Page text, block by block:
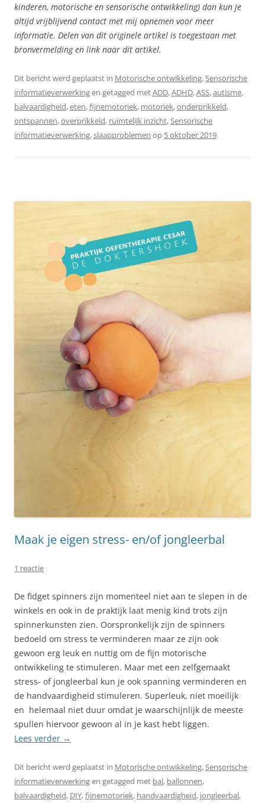
kinderen, motorische en sensorische ontwikkeling) dan kun je
altijd vrijblijvend contact met mij opnemen voor meer
informatie. Delen van dit originele artikel is toegestaan met
bronvermelding en link naar dit artikel.
Dit bericht werd geplaatst in Motorische ontwikkeling,Sensorische
informatieverwerkingen getagged metADD,ADHD,ASS,autisme,
balvaardigheid,eten,fijnemotoriek, motoriek,onderprikkeld,
ontspannen,overprikkeld, ruimtelijk inzicht,Sensorische
informatieverwerking,slaapproblemen op 5 oktober 2019.
Maak je eigen stress- en/of jongleerbal
1 reactie
De fidget spinners zijn momenteel niet aan te slepen in de
winkels en ook in de praktijk laat menig kind trots zijn
spinnerkunsten zien. Oorspronkelijk zijn de spinners
bedoeld om stress te verminderen maar ze zijn ook
gewoon erg leuk en nuttig om de fijn motorische
ontwikkeling te stimuleren. Maar met een zelfgemaakt
stress- of jongleerbal kun je ook spanning verminderen en
de handvaardigheid stimuleren. Superleuk, niet moeilijk
en helemaal niet duur omdat je waarschijnlijk de meeste
spullen hiervoor gewoon al in je kast hebt liggen.
Lees verder →
Dit bericht werd geplaatst in Motorische ontwikkeling,Sensorische
informatieverwerkingen getagged met bal, ballonnen,
balvaardigheid, DIY,fijnemotoriek, handvaardigheid, jongleerbal,